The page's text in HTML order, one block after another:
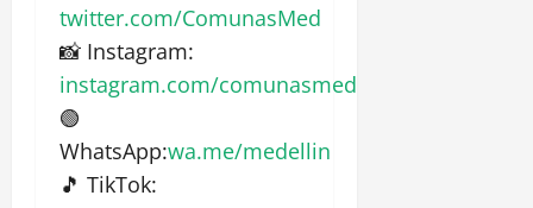
twitter.com/ComunasMed
📸 Instagram:
instagram.com/comunasmed
🟢
WhatsApp:wa.me/medellin
🎵 TikTok: